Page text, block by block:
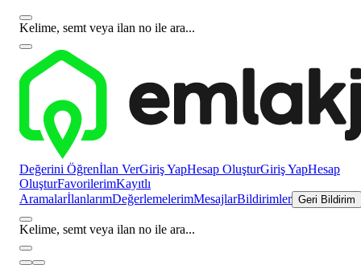
Kelime, semt veya ilan no ile ara...
Değerini Öğrenİlan VerGiriş YapHesap OluşturGiriş YapHesap
OluşturFavorilerimKayıtlı
AramalarİlanlarımDeğerlemelerimMesajlarBildirimler Geri Bildirim
Kelime, semt veya ilan no ile ara...